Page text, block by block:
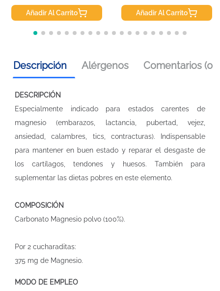
Añadir Al Carrito Añadir Al Carrito
Descripción Alérgenos Comentarios (0)
DESCRIPCIÓN
Especialmente indicado para estados carentes de
magnesio (embarazos, lactancia, pubertad, vejez,
ansiedad, calambres, tics, contracturas). Indispensable
para mantener en buen estado y reparar el desgaste de
los cartílagos, tendones y huesos. También para
suplementar las dietas pobres en este elemento.
COMPOSICIÓN
Carbonato Magnesio polvo (100%).
Por 2 cucharaditas:
375 mg de Magnesio.
MODO DE EMPLEO